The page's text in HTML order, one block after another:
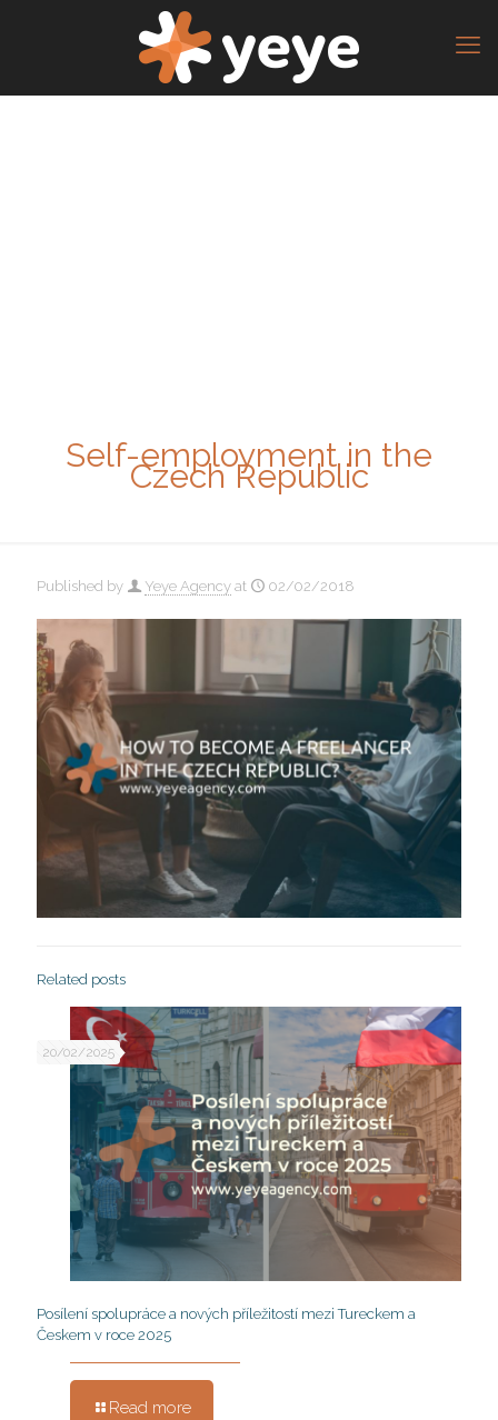
Self-employment in the
Czech Republic
Published by Yeye Agency at 02/02/2018
Related posts
20/02/2025
Posílení spolupráce a nových příležitostí mezi Tureckem a
Českem v roce 2025
Read more